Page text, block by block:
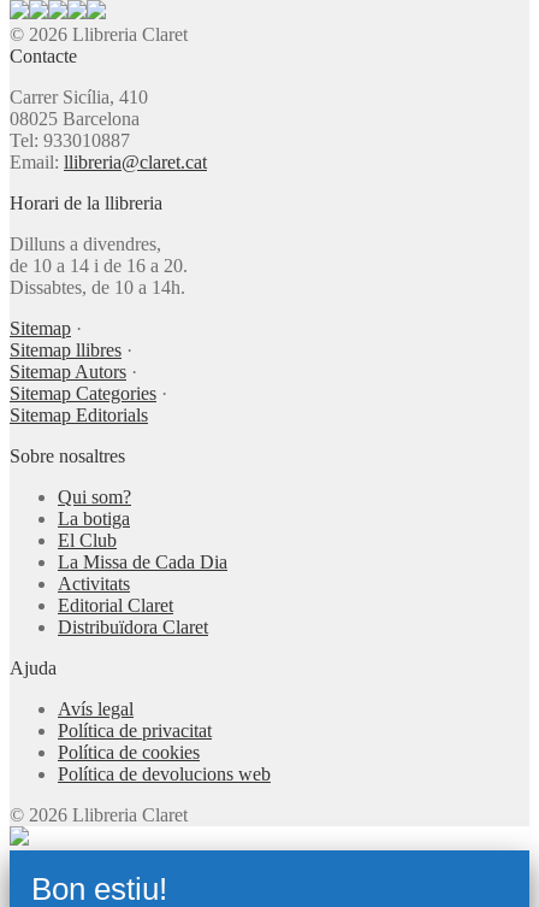
© 2026 Llibreria Claret
Contacte
Carrer Sicília, 410
08025 Barcelona
Tel: 933010887
Email: llibreria@claret.cat
Horari de la llibreria
Dilluns a divendres,
de 10 a 14 i de 16 a 20.
Dissabtes, de 10 a 14h.
Sitemap ·
Sitemap llibres ·
Sitemap Autors ·
Sitemap Categories ·
Sitemap Editorials
Sobre nosaltres
Qui som?
La botiga
El Club
La Missa de Cada Dia
Activitats
Editorial Claret
Distribuïdora Claret
Ajuda
Avís legal
Política de privacitat
Política de cookies
Política de devolucions web
© 2026 Llibreria Claret
Bon estiu!